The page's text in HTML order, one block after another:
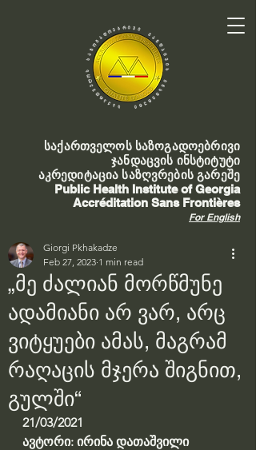
საქართველოს საზოგადოებრივი
ჯანდაცვის ინსტიტუტი
აკრედიტაცია საზღვრების გარეშე
Public Health Institute of Georgia
Accréditation Sans Frontières
For English
„მე ძალიან მორწმუნე
ადამიანი არ ვარ, არც
ვიტყუები ამას, მაგრამ
რაღაცის მჯერა შიგნით,
გულში“
Giorgi Pkhakadze
Feb 27, 2023 1 min read
21/03/2021
ავტორი: ირინა დათაშვილი